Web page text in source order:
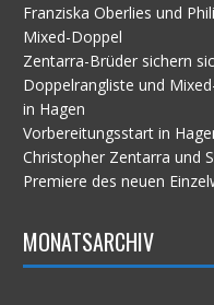
Franziska Oberlies und
Mixed-Doppel
Zentarra-Brüder sichern
Doppelrangliste und
in Hagen
Vorbereitungsstart in
Christopher Zentarra und
Premiere des neuen
MONATSARCHIV